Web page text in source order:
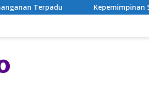
Kepemimpinan Sekolah